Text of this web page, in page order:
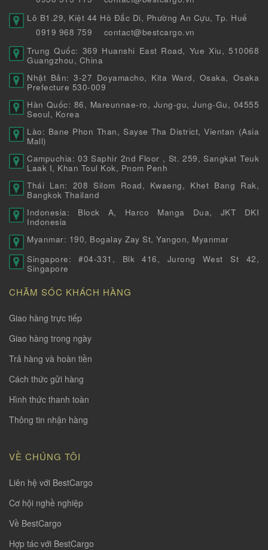
Lô B1.29, Kiệt 44 Hồ Đắc Di, Phường An Cựu, Tp. Huế
0919 968 759
contact@bestcargo.vn
Trung Quốc: 369 Huanshi East Road, Yue Xiu, 510068
Guangzhou, China
Nhật Bản: 3-27 Doyamacho, Kita Ward, Osaka, Osaka
Prefecture 530-009
Hàn Quốc: 86, Mareunnae-ro, Jung-gu, Jung-Gu, 04555
Seoul, Korea
Lào: Bane Phon Than, Sayse Tha District, Vientan (Asia
Mall)
Campuchia: 03 Saphir 2nd Floor , St. 259, Sangkat Teuk
Laak I, Khan Toul Kok, Pnom Penh
Thái Lan: 208 Silom Road, Kwaeng, Khet Bang Rak,
Bangkok Thailand
Indonesia: Block A, Harco Manga Dua, JKT DKI
Indonesia
Myanmar: 190, Bogalay Zay St, Yangon, Myanmar
Singapore: #04-331, Blk 416, Jurong West St 42,
Singapore
CHĂM SÓC KHÁCH HÀNG
Giao hàng trực tiếp
Giao hàng trong ngày
Trả hàng và hoàn tiền
Cách thức gửi hàng
Hình thức thanh toàn
Thông tin nhận hàng
VỀ CHÚNG TÔI
Liên hệ với BestCargo
Cơ hội nghề nghiệp
Về BestCargo
Hợp tác với BestCargo